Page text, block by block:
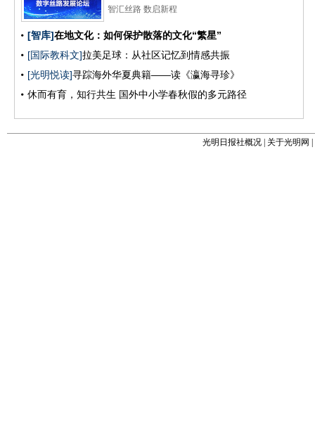
光明日报社概况 关于光明网